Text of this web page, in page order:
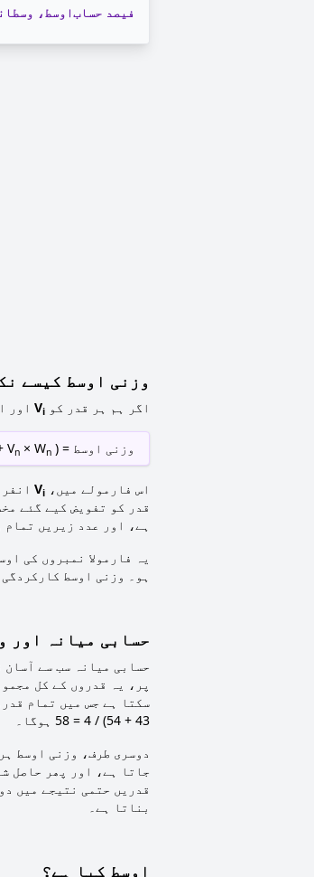
فیصد حساباوسط،
وزنی اوسط کیسے
اگر ہم ہر قدر کو Vi اور
وزنی اوسط = ( V Vn × Wn
اس فارمولے میں، Vi
قدر کو تفویض کیے گئے
ہے، اور عدد زیریں
یہ فارمولا نمبروں کی
ہو۔ وزنی اوسط
حسابی میانہ اور
حسابی میانہ سب سے آسان
پر، یہ قدروں کے کل
43 + 54) / 4 = 58 ہوگا۔
دوسری طرف، وزنی اوسط
جاتا ہے، اور پھر حاصل
قدریں حتمی نتیجے میں
بناتا ہے۔
اوسط کیا ہے؟